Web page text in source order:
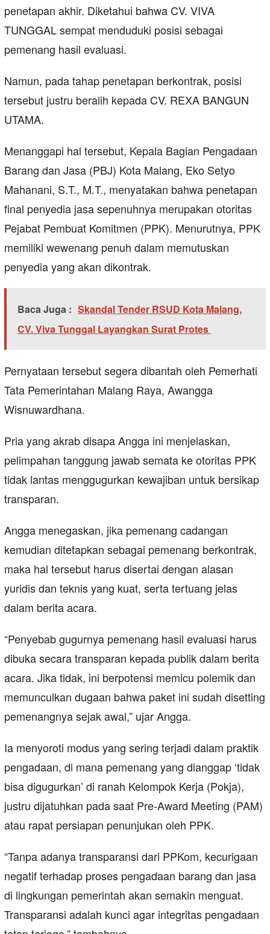
penetapan akhir. Diketahui bahwa CV. VIVA
TUNGGAL sempat menduduki posisi sebagai
pemenang hasil evaluasi.
Namun, pada tahap penetapan berkontrak, posisi
tersebut justru beralih kepada CV. REXA BANGUN
UTAMA.
Menanggapi hal tersebut, Kepala Bagian Pengadaan
Barang dan Jasa (PBJ) Kota Malang, Eko Setyo
Mahanani, S.T., M.T., menyatakan bahwa penetapan
final penyedia jasa sepenuhnya merupakan otoritas
Pejabat Pembuat Komitmen (PPK). Menurutnya, PPK
memiliki wewenang penuh dalam memutuskan
penyedia yang akan dikontrak.
Baca Juga : Skandal Tender RSUD Kota Malang,
CV. Viva Tunggal Layangkan Surat Protes
Pernyataan tersebut segera dibantah oleh Pemerhati
Tata Pemerintahan Malang Raya, Awangga
Wisnuwardhana.
Pria yang akrab disapa Angga ini menjelaskan,
pelimpahan tanggung jawab semata ke otoritas PPK
tidak lantas menggugurkan kewajiban untuk bersikap
transparan.
Angga menegaskan, jika pemenang cadangan
kemudian ditetapkan sebagai pemenang berkontrak,
maka hal tersebut harus disertai dengan alasan
yuridis dan teknis yang kuat, serta tertuang jelas
dalam berita acara.
“Penyebab gugurnya pemenang hasil evaluasi harus
dibuka secara transparan kepada publik dalam berita
acara. Jika tidak, ini berpotensi memicu polemik dan
memunculkan dugaan bahwa paket ini sudah disetting
pemenangnya sejak awal,” ujar Angga.
Ia menyoroti modus yang sering terjadi dalam praktik
pengadaan, di mana pemenang yang dianggap ‘tidak
bisa digugurkan’ di ranah Kelompok Kerja (Pokja),
justru dijatuhkan pada saat Pre-Award Meeting (PAM)
atau rapat persiapan penunjukan oleh PPK.
“Tanpa adanya transparansi dari PPKom, kecurigaan
negatif terhadap proses pengadaan barang dan jasa
di lingkungan pemerintah akan semakin menguat.
Transparansi adalah kunci agar integritas pengadaan